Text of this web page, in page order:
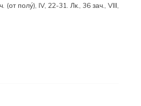
(от полу́), IV, 22-31. Лк., 36 зач., VIII,